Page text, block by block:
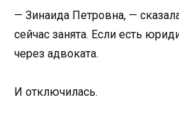
— Зинаида Петровна, —
сейчас занята. Если есть
через адвоката.
И отключилась.